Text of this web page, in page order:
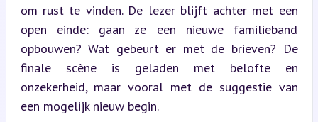
om rust te vinden. De lezer blijft achter met een
open einde: gaan ze een nieuwe familieband
opbouwen? Wat gebeurt er met de brieven? De
finale scène is geladen met belofte en
onzekerheid, maar vooral met de suggestie van
een mogelijk nieuw begin.